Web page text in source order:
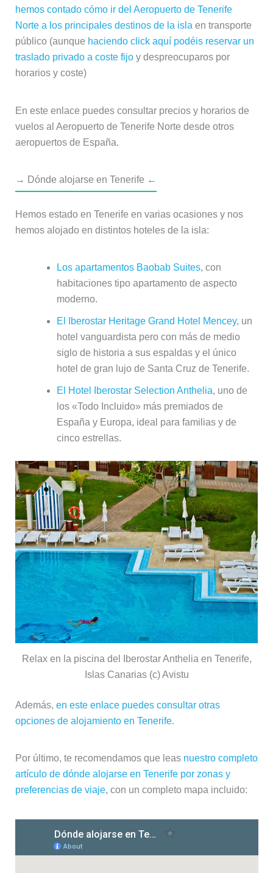
hemos contado cómo ir del Aeropuerto de Tenerife
Norte a los principales destinos de la islaen transporte
público (aunque haciendo click aquí podéis reservar un
traslado privado a coste fijoy despreocuparos por
horarios y coste)
En este enlace puedes consultar precios y horarios de
vuelos al Aeropuerto de Tenerife Norte desde otros
aeropuertos de España.
→ Dónde alojarse en Tenerife ←
Hemos estado en Tenerife en varias ocasiones y nos
hemos alojado en distintos hoteles de la isla:
Los apartamentos Baobab Suites, con
habitaciones tipo apartamento de aspecto
moderno.
El Iberostar Heritage Grand Hotel Mencey, un
hotel vanguardista pero con más de medio
siglo de historia a sus espaldas y el único
hotel de gran lujo de Santa Cruz de Tenerife.
El Hotel Iberostar Selection Anthelia, uno de
los «Todo Incluido» más premiados de
España y Europa, ideal para familias y de
cinco estrellas.
Relax en la piscina del Iberostar Anthelia en Tenerife,
Islas Canarias (c) Avistu
Además, en este enlace puedes consultar otras
opciones de alojamiento en Tenerife.
Por último, te recomendamos que leas nuestro completo
artículo de dónde alojarse en Tenerife por zonas y
preferencias de viaje, con un completo mapa incluido: